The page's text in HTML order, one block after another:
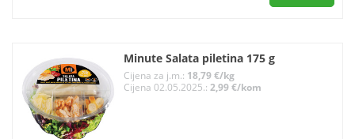
Minute Salata piletina 175 g
Cijena za j.m.: 18,79 €/kg
Cijena 02.05.2025.: 2,99 €/kom